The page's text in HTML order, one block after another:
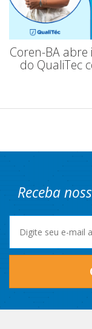
Coren-BA
do QualiTec
Receba